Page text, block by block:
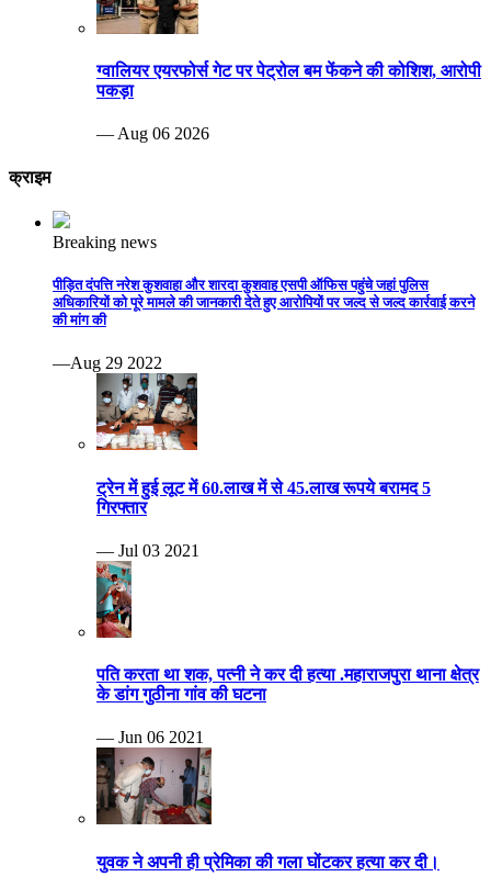
ग्वालियर एयरफोर्स गेट पर पेट्रोल बम फेंकने की कोशिश, आरोपी
पकड़ा
— Aug 06 2026
क्राइम
Breaking news
पीड़ित दंपत्ति नरेश कुशवाहा और शारदा कुशवाह एसपी ऑफिस पहुंचे जहां पुलिस
अधिकारियों को पूरे मामले की जानकारी देते हुए आरोपियों पर जल्द से जल्द कार्रवाई करने
की मांग की
—Aug 29 2022
ट्रेन में हुई लूट में 60.लाख में से 45.लाख रूपये बरामद 5
गिरफ्तार
— Jul 03 2021
पति करता था शक, पत्नी ने कर दी हत्या .महाराजपुरा थाना क्षेत्र
के डांग गुठीना गांव की घटना
— Jun 06 2021
युवक ने अपनी ही प्रेमिका की गला घोंटकर हत्या कर दी।